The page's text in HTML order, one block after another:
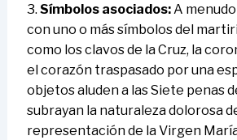
3. Símbolos asociados:A
con uno o más símbolos del
como los clavos de la Cruz, la
el corazón traspasado por una
objetos aluden a las Siete penas
subrayan la naturaleza dolorosa
representación de la Virgen